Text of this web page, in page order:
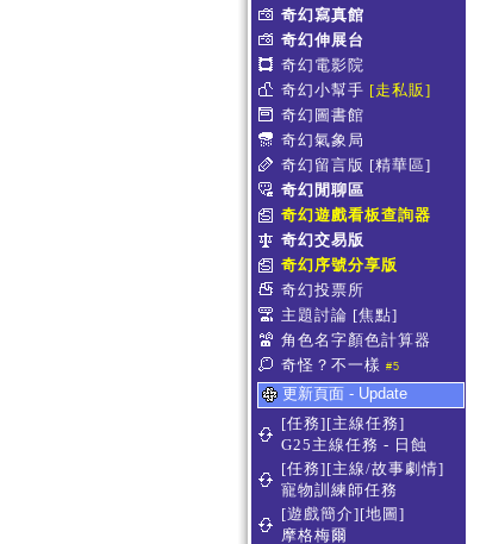
奇幻寫真館
奇幻伸展台
奇幻電影院
奇幻小幫手 [走私販]
奇幻圖書館
奇幻氣象局
奇幻留言版 [精華區]
奇幻閒聊區
奇幻遊戲看板查詢器
奇幻交易版
奇幻序號分享版
奇幻投票所
主題討論 [焦點]
角色名字顏色計算器
奇怪？不一樣 #5
更新頁面 - Update
[任務][主線任務]
G25主線任務 - 日蝕
[任務][主線/故事劇情]
寵物訓練師任務
[遊戲簡介][地圖]
摩格梅爾